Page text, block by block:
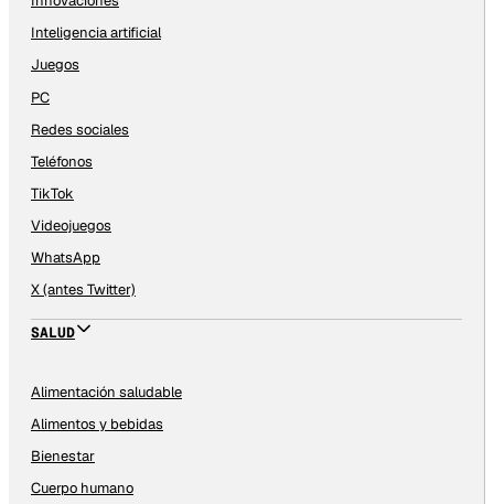
Inteligencia artificial
Juegos
PC
Redes sociales
Teléfonos
TikTok
Videojuegos
WhatsApp
X (antes Twitter)
SALUD
Alimentación saludable
Alimentos y bebidas
Bienestar
Cuerpo humano